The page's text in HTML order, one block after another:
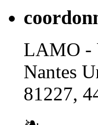
LAMO -
Nantes
81227,